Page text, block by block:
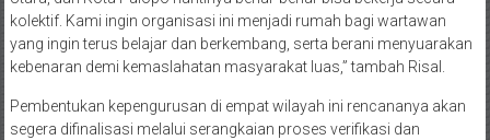
kolektif. Kami ingin organisasi ini menjadi rumah bagi wartawan
yang ingin terus belajar dan berkembang, serta berani menyuarakan
kebenaran demi kemaslahatan masyarakat luas,” tambah Risal.
​Pembentukan kepengurusan di empat wilayah ini rencananya akan
segera difinalisasi melalui serangkaian proses verifikasi dan